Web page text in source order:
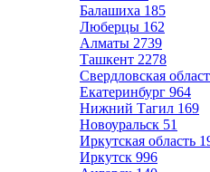
Балашиха 185
Люберцы 162
Алматы 2739
Ташкент 2278
Свердловская
Екатеринбург 964
Нижний Тагил 169
Новоуральск 51
Иркутская область
Иркутск 996